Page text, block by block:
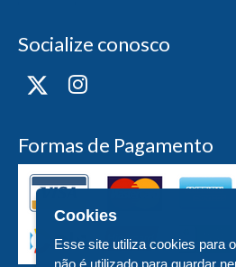
Socialize conosco
Formas de Pagamento
Cookies
Esse site utiliza cookies para
não é utilizado para guardar